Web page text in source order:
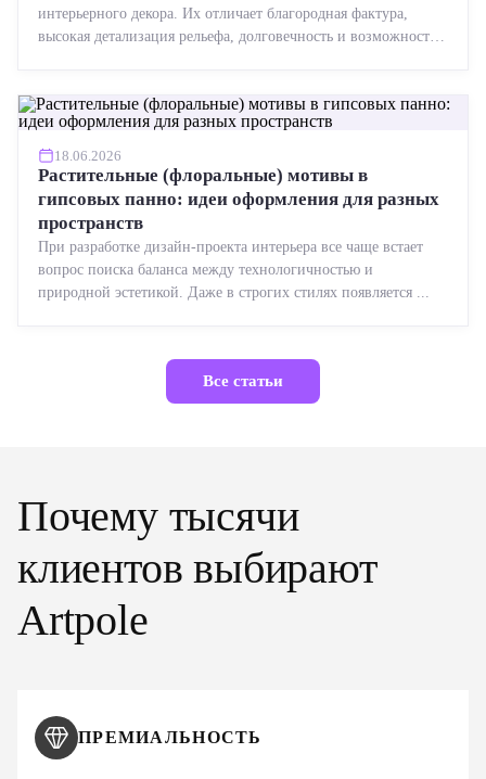
интерьерного декора. Их отличает благородная фактура,
высокая детализация рельефа, долговечность и возможность
18.06.2026
Растительные (флоральные) мотивы в
гипсовых панно: идеи оформления для разных
пространств
При разработке дизайн-проекта интерьера все чаще встает
вопрос поиска баланса между технологичностью и
природной эстетикой. Даже в строгих стилях появляется ...
Все статьи
Почему тысячи
клиентов выбирают
Artpole
ПРЕМИАЛЬНОСТЬ